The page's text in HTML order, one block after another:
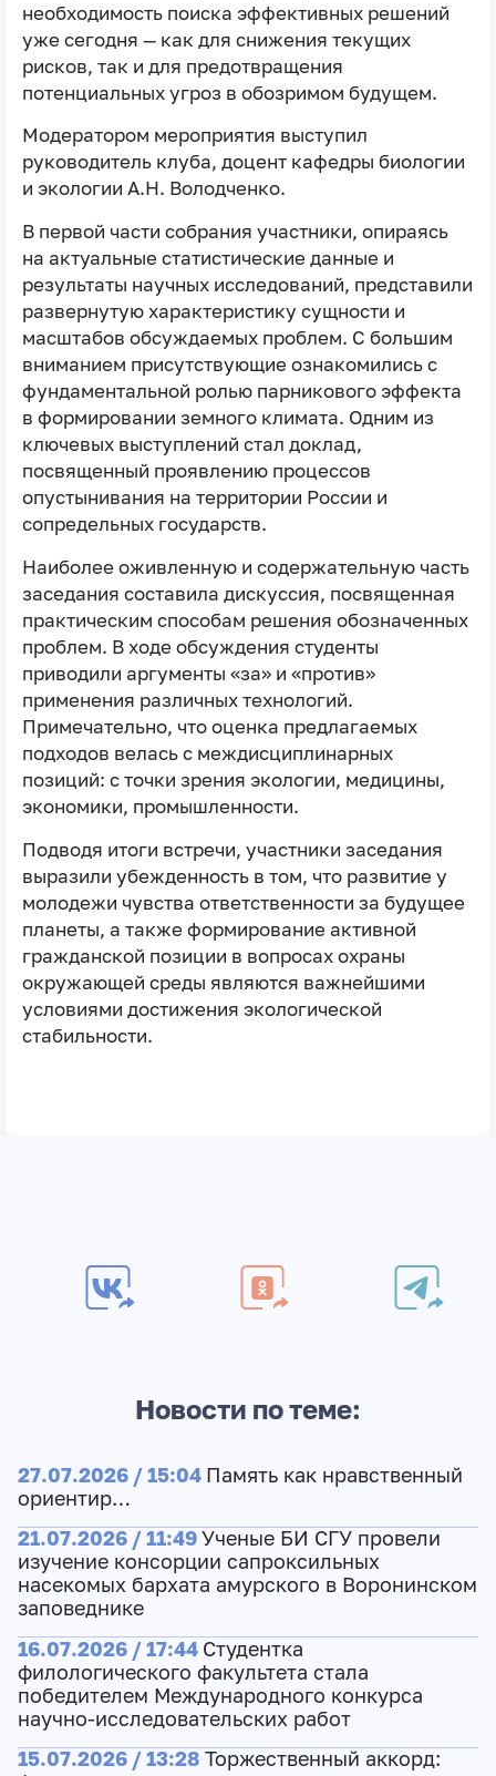
необходимость поиска эффективных решений
уже сегодня — как для снижения текущих
рисков, так и для предотвращения
потенциальных угроз в обозримом будущем.
Модератором мероприятия выступил
руководитель клуба, доцент кафедры биологии
и экологии А.Н. Володченко.
В первой части собрания участники, опираясь
на актуальные статистические данные и
результаты научных исследований, представили
развернутую характеристику сущности и
масштабов обсуждаемых проблем. С большим
вниманием присутствующие ознакомились с
фундаментальной ролью парникового эффекта
в формировании земного климата. Одним из
ключевых выступлений стал доклад,
посвященный проявлению процессов
опустынивания на территории России и
сопредельных государств.
Наиболее оживленную и содержательную часть
заседания составила дискуссия, посвященная
практическим способам решения обозначенных
проблем. В ходе обсуждения студенты
приводили аргументы «за» и «против»
применения различных технологий.
Примечательно, что оценка предлагаемых
подходов велась с междисциплинарных
позиций: с точки зрения экологии, медицины,
экономики, промышленности.
Подводя итоги встречи, участники заседания
выразили убежденность в том, что развитие у
молодежи чувства ответственности за будущее
планеты, а также формирование активной
гражданской позиции в вопросах охраны
окружающей среды являются важнейшими
условиями достижения экологической
стабильности.
Новости по теме:
27.07.2026 / 15:04 Память как нравственный
ориентир…
21.07.2026 / 11:49Ученые БИ СГУ провели
изучение консорции сапроксильных
насекомых бархата амурского в Воронинском
заповеднике
16.07.2026 / 17:44 Студентка
филологического факультета стала
победителем Международного конкурса
научно-исследовательских работ
15.07.2026 / 13:28 Торжественный аккорд: